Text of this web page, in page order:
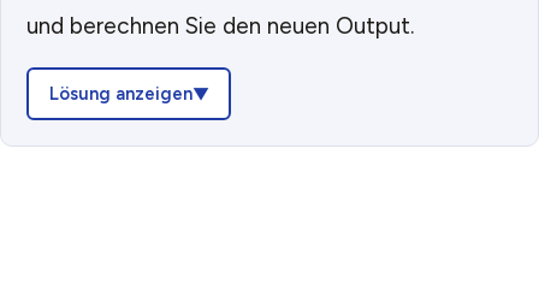
und berechnen Sie den neuen Output.
Lösung anzeigen